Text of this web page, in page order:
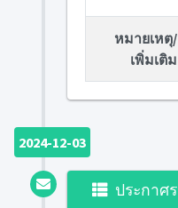
หมายเหตุ/
เพิ่มเติม
2024-12-03
ประกาศ